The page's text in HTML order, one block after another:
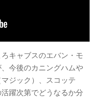
キャブスのエバン・モ
今後のカニングハムや
ジック）、スコッテ
躍次第でどうなるか分